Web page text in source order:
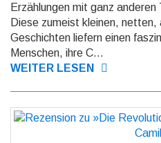
Erzählungen mit ganz
Diese zumeist kleinen, netten,
Geschichten liefern einen
Menschen, ihre C...
WEITER LESEN